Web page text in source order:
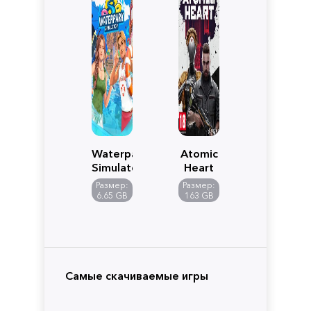
Waterpark
Simulator
Размер:
6.65 GB
Atomic
Heart
Размер:
163 GB
Самые скачиваемые игры